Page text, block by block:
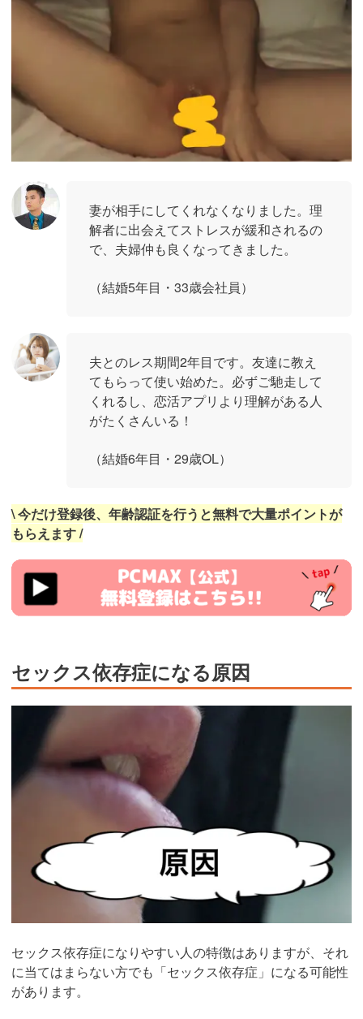
妻が相手にしてくれなくなりました。理
解者に出会えてストレスが緩和されるの
で、夫婦仲も良くなってきました。
（結婚5年目・33歳会社員）
夫とのレス期間2年目です。友達に教え
てもらって使い始めた。必ずご馳走して
くれるし、恋活アプリより理解がある人
がたくさんいる！
（結婚6年目・29歳OL）
\ 今だけ登録後、年齢認証を行うと無料で大量ポイントが
もらえます /
https://pcmax.jp/lp/?
ad_id=rm327007
セックス依存症になる原因
セックス依存症になりやすい人の特徴はありますが、それ
に当てはまらない方でも「セックス依存症」になる可能性
があります。